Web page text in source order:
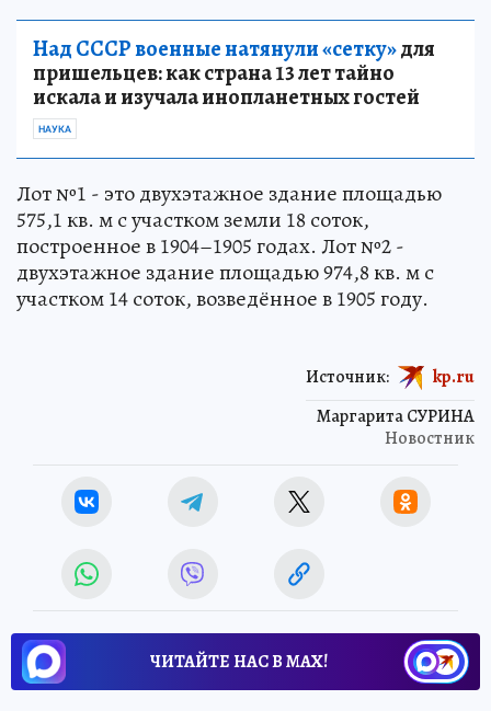
Над СССР военные натянули «сетку»для
пришельцев: как страна 13 лет тайно
искала и изучала инопланетных гостей
НАУКА
Лот №1 - это двухэтажное здание площадью
575,1 кв. м с участком земли 18 соток,
построенное в 1904–1905 годах. Лот №2 -
двухэтажное здание площадью 974,8 кв. м с
участком 14 соток, возведённое в 1905 году.
Маргарита СУРИНА
Новостник
Источник: kp.ru
ЧИТАЙТЕ НАС В МАХ!